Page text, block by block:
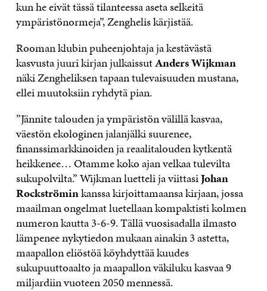
kun he eivät tässä tilanteessa aseta selkeitä
ympäristönormeja”, Zenghelis kärjistää.
Rooman klubin puheenjohtaja ja kestävästä
kasvusta juuri kirjan julkaissutAnders Wijkman
näki Zengheliksen tapaan tulevaisuuden mustana,
ellei muutoksiin ryhdytä pian.
”Jännite talouden ja ympäristön välillä kasvaa,
väestön ekologinen jalanjälki suurenee,
finanssimarkkinoiden ja reaalitalouden kytkentä
heikkenee… Otamme koko ajan velkaa tulevilta
sukupolvilta.” Wijkman luetteli ja viittasiJohan
Rockströminkanssa kirjoittamaansa kirjaan, jossa
maailman ongelmat luetellaan kompaktisti kolmen
numeron kautta 3-6-9. Tällä vuosisadalla ilmasto
lämpenee nykytiedon mukaan ainakin 3 astetta,
maapallon eliöstöä köyhdyttää kuudes
sukupuuttoaalto ja maapallon väkiluku kasvaa 9
miljardiin vuoteen 2050 mennessä.